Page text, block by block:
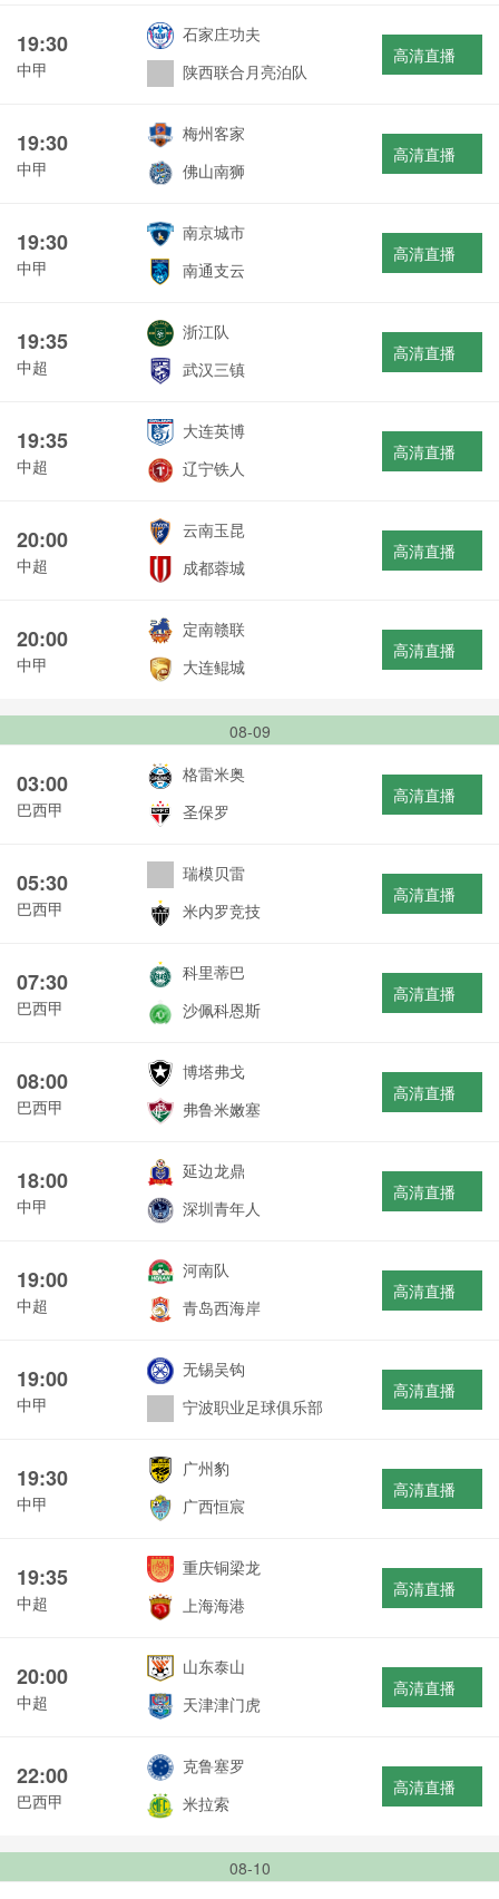
19:30
中甲
石家庄功夫
陕西联合月亮泊队
高清直播
19:30
中甲
梅州客家
佛山南狮
高清直播
19:30
中甲
南京城市
南通支云
高清直播
19:35
中超
浙江队
武汉三镇
高清直播
19:35
中超
大连英博
辽宁铁人
高清直播
20:00
中超
云南玉昆
成都蓉城
高清直播
20:00
中甲
定南赣联
大连鲲城
高清直播
08-09
03:00
巴西甲
格雷米奥
圣保罗
高清直播
05:30
巴西甲
瑞模贝雷
米内罗竞技
高清直播
07:30
巴西甲
科里蒂巴
沙佩科恩斯
高清直播
08:00
巴西甲
博塔弗戈
弗鲁米嫩塞
高清直播
18:00
中甲
延边龙鼎
深圳青年人
高清直播
19:00
中超
河南队
青岛西海岸
高清直播
19:00
中甲
无锡吴钩
宁波职业足球俱乐部
高清直播
19:30
中甲
广州豹
广西恒宸
高清直播
19:35
中超
重庆铜梁龙
上海海港
高清直播
20:00
中超
山东泰山
天津津门虎
高清直播
22:00
巴西甲
克鲁塞罗
米拉索
高清直播
08-10